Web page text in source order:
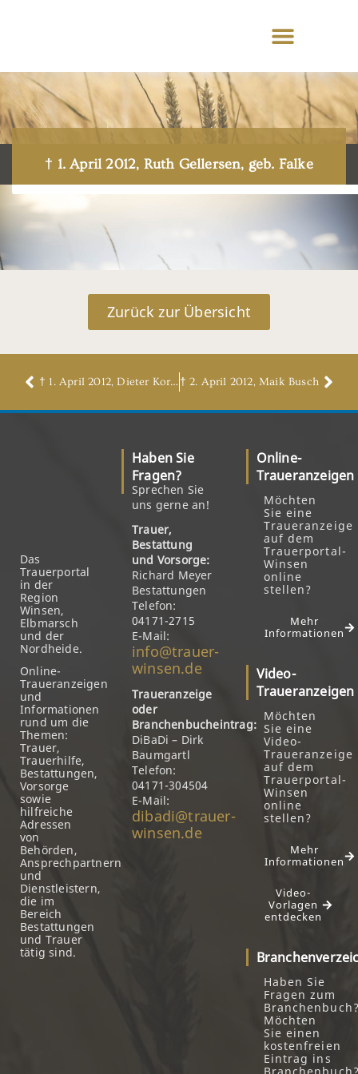
† 1. April 2012, Ruth Gellersen, geb. Falke
Zurück zur Übersicht
† 1. April 2012, Dieter Korsch † 2. April 2012, Maik Busch
Das
Trauerportal
in der
Region
Winsen,
Elbmarsch
und der
Nordheide.
Online-
Traueranzeigen
und
Informationen
rund um die
Themen:
Trauer,
Trauerhilfe,
Bestattungen,
Vorsorge
sowie
hilfreiche
Adressen
von
Behörden,
Ansprechpartnern
und
Dienstleistern,
die im
Bereich
Bestattungen
und Trauer
tätig sind.
Haben Sie
Fragen?
Sprechen Sie
uns gerne an!
Trauer,
Bestattung
und Vorsorge:
Richard Meyer
Bestattungen
Telefon:
04171-2715
E-Mail:
info@trauer-
winsen.de
Traueranzeige
oder
Branchenbucheintrag:
DiBaDi – Dirk
Baumgartl
Telefon:
04171-304504
E-Mail:
dibadi@trauer-
winsen.de
Online-
Traueranzeigen
Möchten
Sie eine
Traueranzeige
auf dem
Trauerportal-
Winsen
online
stellen?
Mehr
Informationen
Video-
Traueranzeigen
Möchten
Sie eine
Video-
Traueranzeige
auf dem
Trauerportal-
Winsen
online
stellen?
Mehr
Informationen
Video-
Vorlagen
entdecken
Haben Sie
Fragen zum
Möchten
Sie einen
kostenfreien
Eintrag ins